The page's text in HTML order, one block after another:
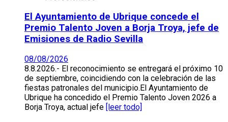
El Ayuntamiento de Ubrique concede el
Premio Talento Joven a Borja Troya, jefe de
Emisiones de Radio Sevilla
08/08/2026
8.8.2026.- El reconocimiento se entregará el próximo 10
de septiembre, coincidiendo con la celebración de las
fiestas patronales del municipio.El Ayuntamiento de
Ubrique ha concedido el Premio Talento Joven 2026 a
Borja Troya, actual jefe [leer todo]